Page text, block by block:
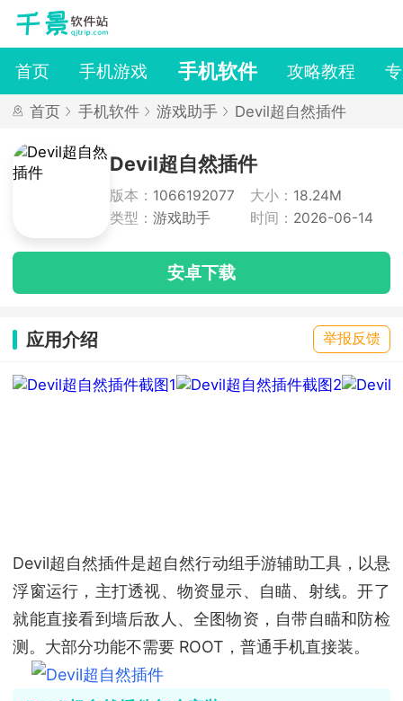
首页 手机游戏 手机软件 攻略教程
首页 手机软件 游戏助手 Devil超自然插件
Devil超自然插件
版本： 1066192077 大小： 18.24M
类型： 游戏助手 时间： 2026-06-14
安卓下载
应用介绍 举报反馈
Devil超自然插件是超自然行动组手游辅助工具，以悬
浮窗运行，主打透视、物资显示、自瞄、射线。开了
就能直接看到墙后敌人、全图物资，自带自瞄和防检
测。大部分功能不需要 ROOT，普通手机直接装。